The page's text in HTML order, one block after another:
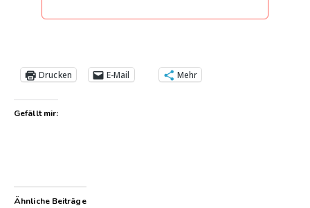
Drucken E-Mail Mehr
Gefällt mir:
Ähnliche Beiträge